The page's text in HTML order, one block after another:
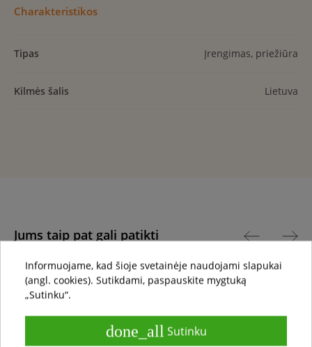
Charakteristikos
Tipas Įrengimas, priežiūra
Kilmės šalis Lietuva
Jums taip pat gali patikti
local_shipping
Informuojame, kad šioje svetainėje naudojami slapukai
(angl. cookies). Sutikdami, paspauskite mygtuką
„Sutinku“.
done_all Sutinku